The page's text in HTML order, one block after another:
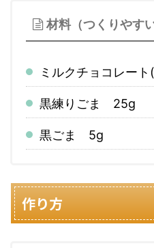
材料（つくりやす
ミルクチョコレー
黒練りごま 25g
黒ごま 5g
作り方